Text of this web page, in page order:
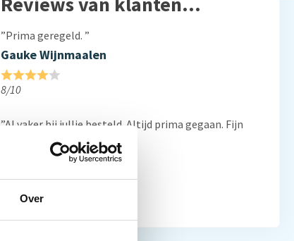
Over
”Prima geregeld. ”
Gauke Wijnmaalen
8/10
”Al vaker bij jullie besteld. Altijd prima gegaan. Fijn
Frans Thiemann
10/10